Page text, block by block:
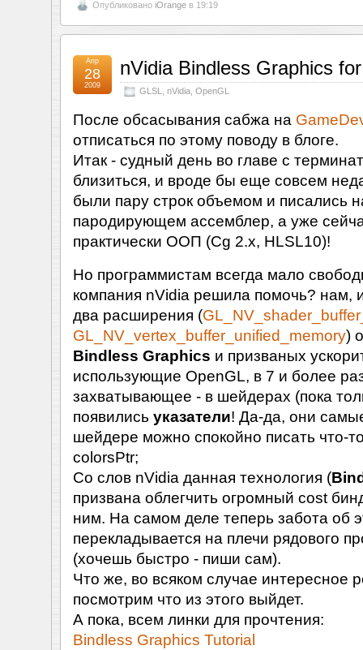
Опубликовано iOrangeв 19:19
nVidia Bindless Graphics
GLSL nVidia, OpenGL
Апр
28
2009
После обсасывания сабжа на
отписаться по этому поводу в блоге.
Итак - судный день во главе с
близиться, и вроде бы еще совсем
были пару строк объемом и писались
пародирующем ассемблер, а уже
практически ООП (Cg 2.x, HLSL10)!
Но программистам всегда мало
компания nVidia решила помочь? нам,
два расширения (
GL_NV_vertex_buffer_unified_memory)
Bindless Graphics и призваных
использующие OpenGL, в 7 и более
захватывающее - в шейдерах (пока
появились указатели! Да-да, они
шейдере можно спокойно писать что-
colorsPtr;
Со слов nVidia данная технология (
призвана облегчить огромный cost
ним. На самом деле теперь забота об
перекладывается на плечи рядового
(хочешь быстро - пиши сам).
Что же, во всяком случае интересное
посмотрим что из этого выйдет.
А пока, всем линки для прочтения:
Bindless Graphics Tutorial